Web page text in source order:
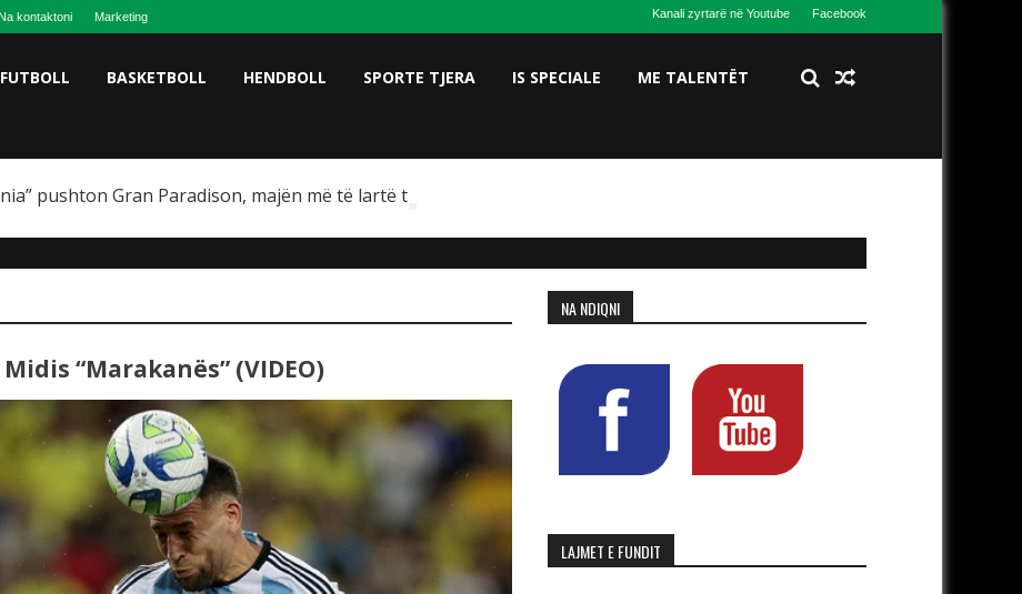
kontaktoni Marketing Kanali zyrtarë në Youtube Facebook
FUTBOLL BASKETBOLL HENDBOLL SPORTE TJERA IS SPECIALE ME TALENTËT
pushton Gran Paradison, majën më të lartë të Italisë
“Marakanës” (VIDEO)
NA NDIQNI
LAJMET E FUNDIT